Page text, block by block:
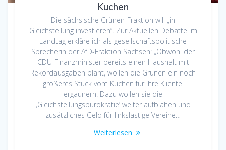
Kuchen
Die sächsische Grünen-Fraktion will „in
Gleichstellung investieren“. Zur Aktuellen Debatte im
Landtag erkläre ich als gesellschaftspolitische
Sprecherin der AfD-Fraktion Sachsen: „Obwohl der
CDU-Finanzminister bereits einen Haushalt mit
Rekordausgaben plant, wollen die Grünen ein noch
größeres Stück vom Kuchen für ihre Klientel
ergaunern. Dazu wollen sie die
‚Gleichstellungsbürokratie‘ weiter aufblähen und
zusätzliches Geld für linkslastige Vereine…
Weiterlesen